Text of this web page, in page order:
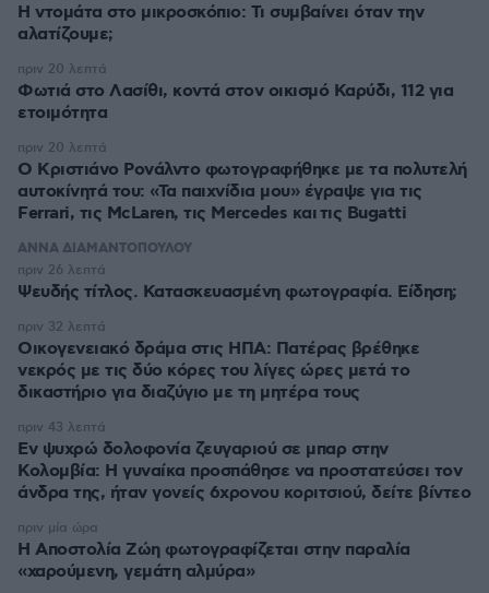
Η ντομάτα στο μικροσκόπιο: Τι συμβαίνει όταν την
αλατίζουμε;
Φωτιά στο Λασίθι, κοντά στον οικισμό Καρύδι, 112 για
ετοιμότητα
πριν 20 λεπτά
Ο Κριστιάνο Ρονάλντο φωτογραφήθηκε με τα πολυτελή
αυτοκίνητά του: «Τα παιχνίδια μου» έγραψε για τις
Ferrari, τις McLaren, τις Mercedes και τις Bugatti
πριν 20 λεπτά
ΑΝΝΑ ΔΙΑΜΑΝΤΟΠΟΥΛΟΥ
Ψευδής τίτλος. Κατασκευασμένη φωτογραφία. Είδηση;
πριν 26 λεπτά
Οικογενειακό δράμα στις ΗΠΑ: Πατέρας βρέθηκε
νεκρός με τις δύο κόρες του λίγες ώρες μετά το
δικαστήριο για διαζύγιο με τη μητέρα τους
πριν 32 λεπτά
Εν ψυχρώ δολοφονία ζευγαριού σε μπαρ στην
Κολομβία: Η γυναίκα προσπάθησε να προστατεύσει τον
άνδρα της, ήταν γονείς 6χρονου κοριτσιού, δείτε βίντεο
πριν 43 λεπτά
H Αποστολία Ζώη φωτογραφίζεται στην παραλία
«χαρούμενη, γεμάτη αλμύρα»
πριν μία ώρα